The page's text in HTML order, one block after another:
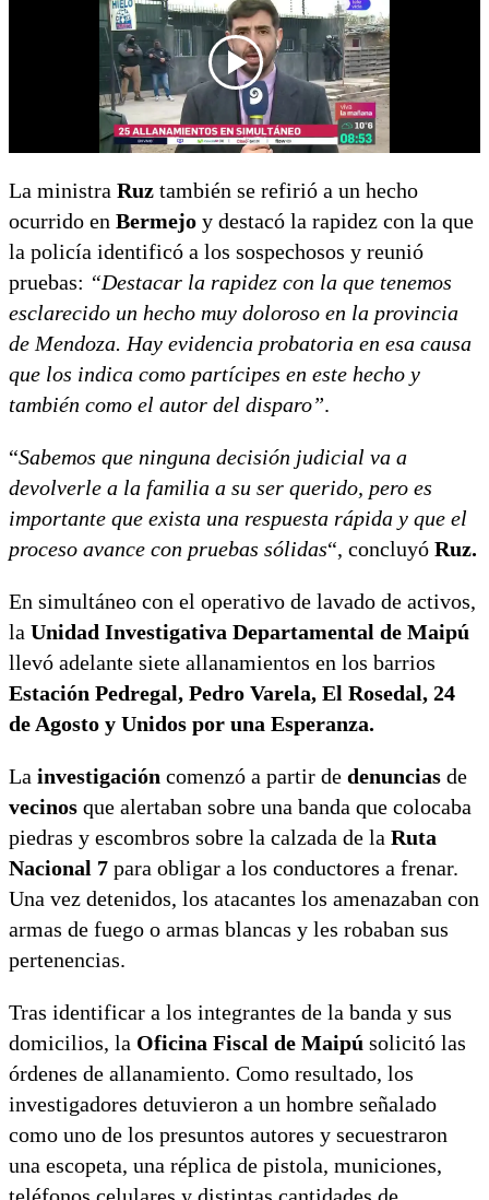
La ministra Ruz también se refirió a un hecho
ocurrido en Bermejo y destacó la rapidez con la que
la policía identificó a los sospechosos y reunió
pruebas: “Destacar la rapidez con la que tenemos
esclarecido un hecho muy doloroso en la provincia
de Mendoza. Hay evidencia probatoria en esa causa
que los indica como partícipes en este hecho y
también como el autor del disparo”.
“Sabemos que ninguna decisión judicial va a
devolverle a la familia a su ser querido, pero es
importante que exista una respuesta rápida y que el
proceso avance con pruebas sólidas“, concluyó Ruz.
En simultáneo con el operativo de lavado de activos,
la Unidad Investigativa Departamental de Maipú
llevó adelante siete allanamientos en los barrios
Estación Pedregal, Pedro Varela, El Rosedal, 24
de Agosto y Unidos por una Esperanza.
La investigación comenzó a partir de denuncias de
vecinos que alertaban sobre una banda que colocaba
piedras y escombros sobre la calzada de la Ruta
Nacional 7 para obligar a los conductores a frenar.
Una vez detenidos, los atacantes los amenazaban con
armas de fuego o armas blancas y les robaban sus
pertenencias.
Tras identificar a los integrantes de la banda y sus
domicilios, la Oficina Fiscal de Maipú solicitó las
órdenes de allanamiento. Como resultado, los
investigadores detuvieron a un hombre señalado
como uno de los presuntos autores y secuestraron
una escopeta, una réplica de pistola, municiones,
teléfonos celulares y distintas cantidades de